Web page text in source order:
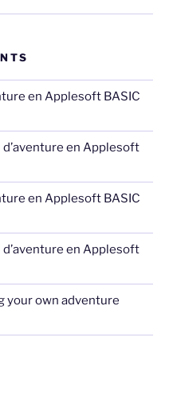
en Applesoft BASIC
d’aventure en Applesoft
en Applesoft BASIC
d’aventure en Applesoft
your own adventure